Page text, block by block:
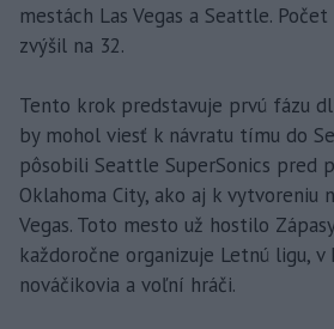
mestách Las Vegas a Seattle.
zvýšil na 32.
Tento krok predstavuje prvú fázu
by mohol viesť k návratu tímu do
pôsobili Seattle SuperSonics pred
Oklahoma City, ako aj k vytvoreniu
Vegas. Toto mesto už hostilo
každoročne organizuje Letnú ligu,
nováčikovia a voľní hráči.